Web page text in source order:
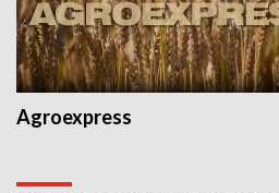
Agroexpress